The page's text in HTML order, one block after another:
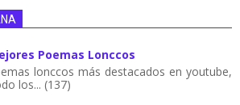
Poemas Lonccos
lonccos más destacados en youtube,
los... (137)